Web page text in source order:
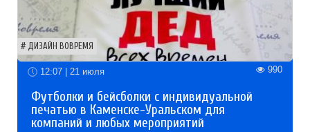
ДИЗАЙН ВОВРЕМЯ
12:07 | 21 июля 990
Футболки и бейсболки с индивидуальной
печатью в Каменске-Уральском для
компаний и любых мероприятий